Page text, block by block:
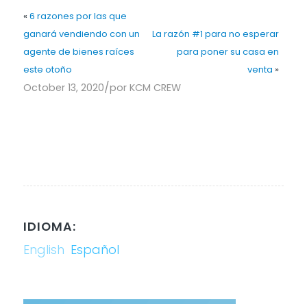
« 6 razones por las que
ganará vendiendo con un
agente de bienes raíces
este otoño
La razón #1 para no esperar
para poner su casa en
venta »
October 13, 2020/por KCM CREW
IDIOMA:
English Español